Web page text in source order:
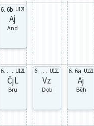
6. 6b U121
Aj
And
6. celá U121
ČjL
Bru
6. celá U121
Vz
Dob
6. 6a U121
Aj
Běh